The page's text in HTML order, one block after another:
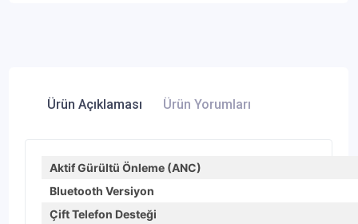
Ürün Açıklaması Ürün Yorumları
Aktif Gürültü Önleme (ANC)
Bluetooth Versiyon
Çift Telefon Desteği